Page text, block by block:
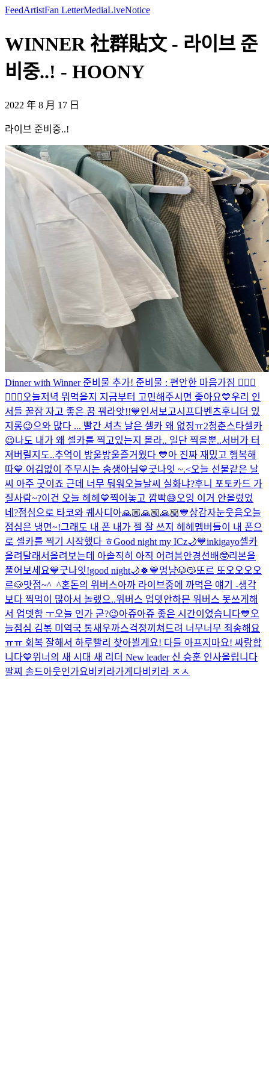
FeedArtistFan LetterMediaLiveNotice
WINNER 社群貼文 - 라이브 준
비중..! - HOONY
2022 年 8 月 17 日
라이브 준비중..!
Dinner with Winner 준비물 추가! 준비물 : 편안한 마음가짐 👍🏻💙
👍🏻🤍 오늘저녁 뭐먹을지 지금부터 고민해주시면 좋아요💙우리 인
서들 꿀잠 자고 좋은 꿈 꿔라앗!!💙인서보고시프다벤츠후니 더 있
지롱😉으와 많다 ... 빨간 셔츠 날은 셀카 왜 없징ㅠ2청춘스타셀카
😉나도 내가 왜 셀카를 찍고있는지 몰라.. 일단 찍을뿐..서버가 터
져버릴지도..추억이 방울방울즐거웠다 💙아 진짜 재밌고 행복해
따💙 어김없이 주무시는 송생아님💙굿나잇 ~.<오늘 선물같은 날
씨 아주 굿이죠 근데 너무 둬워 오늘날씨 실화냐?후니 포토카드 가
질사람~?이건 오늘 헤헤💙찍어놓고 깜빡😅오잉 이거 안올렸었
네?점심으로 타코와 퀘사디아🙏🏼🙏🏼🙏🏼💙상감자눈웃음오늘
점심은 냉면~!그래도 내 폰 내가 젤 잘 쓰지 헤헤 멤버들이 내 폰으
로 셀카를 찍기 시작했다 ㅎGood night my ICz🌙💙inkigayo셀카
올려달래서올려보는데 아솔직히 아직 어려븜안경선배🤓리본을
풀어보세요💙굿나잇!good night🌙🍀💙멍냥🐶😽또르 또오오오오
르🐶맛점~^_^혼돈의 위버스아까 라이브중에 까먹은 얘기 -생각
보다 찍먹이 많아서 놀랬으..위버스 업뎃안하믄 위버스 못쓰게해
서 업뎃함 ㅜ오늘 인가 굳?😉아쥬아쥬 좋은 시간이었습니다💙 오
늘점심 김볶 미역국 통새우까스걱정끼쳐드려 너무너무 죄송해요
ㅠㅠ 회복 잘해서 하루빨리 찾아뵐게요! 다들 아프지마요! 싸랑합
니다💙위너의 새 시대 새 리더 New leader 신 승훈 인사올립니다
팔찌 솔드아웃인가요비키라가게다비키라 ㅈㅅ